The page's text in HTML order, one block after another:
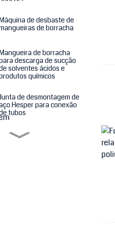
de desbaste de
de borracha
de borracha
descarga de sucção
solventes ácidos e
químicos
de desmontagem de
Hesper para conexão
tubos
Tecido filtrante para